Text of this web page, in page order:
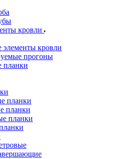
кровли
элементы кровли
прогоны
планки
планки
планки
планки